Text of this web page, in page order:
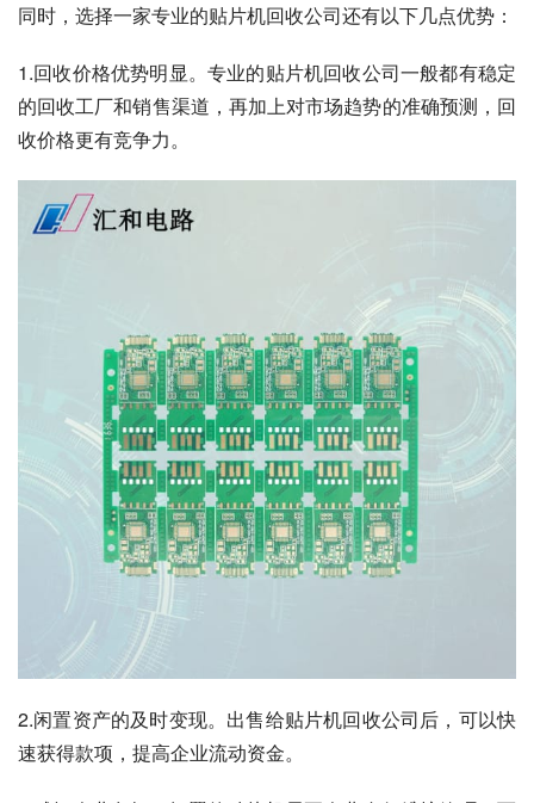
同时，选择一家专业的贴片机回收公司还有以下几点优势：
1.回收价格优势明显。专业的贴片机回收公司一般都有稳定
的回收工厂和销售渠道，再加上对市场趋势的准确预测，回
收价格更有竞争力。
2.闲置资产的及时变现。出售给贴片机回收公司后，可以快
速获得款项，提高企业流动资金。